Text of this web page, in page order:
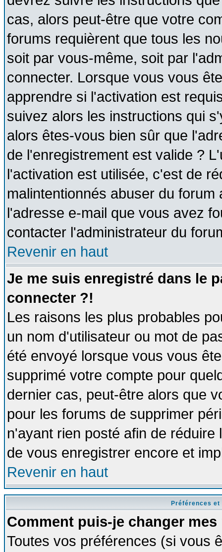
cas, alors peut-être que votre
forums requièrent que tous les
soit par vous-même, soit par
connecter. Lorsque vous vous
apprendre si l'activation est
suivez alors les instructions qui
alors êtes-vous bien sûr que
de l'enregistrement est valide ?
l'activation est utilisée, c'est de
malintentionnés abuser du
l'adresse e-mail que vous avez
contacter l'administrateur du
Revenir en haut
Je me suis enregistré dans le
connecter ?!
Les raisons les plus probables
un nom d'utilisateur ou mot de
été envoyé lorsque vous vous
supprimé votre compte pour
dernier cas, peut-être alors que
pour les forums de supprimer
n'ayant rien posté afin de
de vous enregistrer encore et
Revenir en haut
Préférences
Comment puis-je changer mes
Toutes vos préférences (si vous